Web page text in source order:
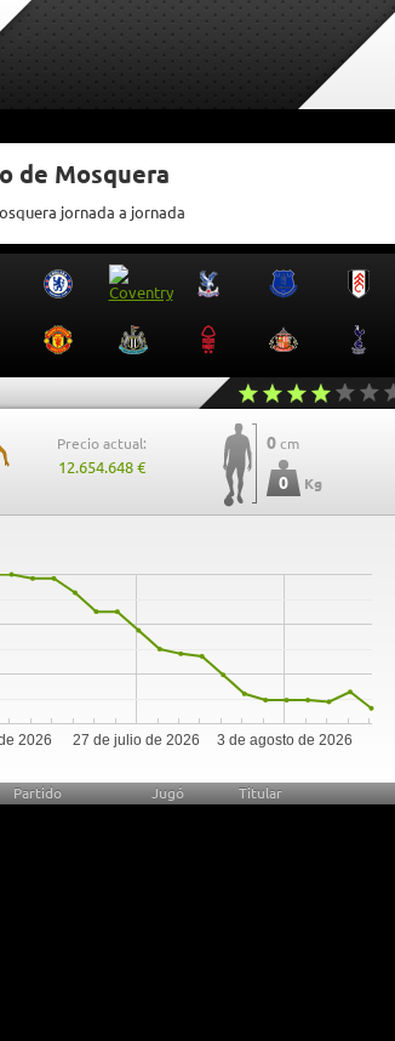
de Mosquera
jornada a jornada
Precio actual:
12.654.648 €
0 cm
0 Kg
2026 27 de julio de 2026 3 de agosto de 2026
Partido Jugó Titular